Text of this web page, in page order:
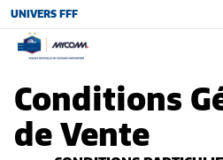
UNIVERS FFF
Conditions
de Vente